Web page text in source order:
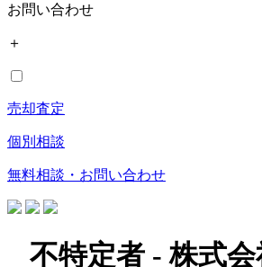
お問い合わせ
＋
売却査定
個別相談
無料相談・お問い合わせ
不特定者 - 株式